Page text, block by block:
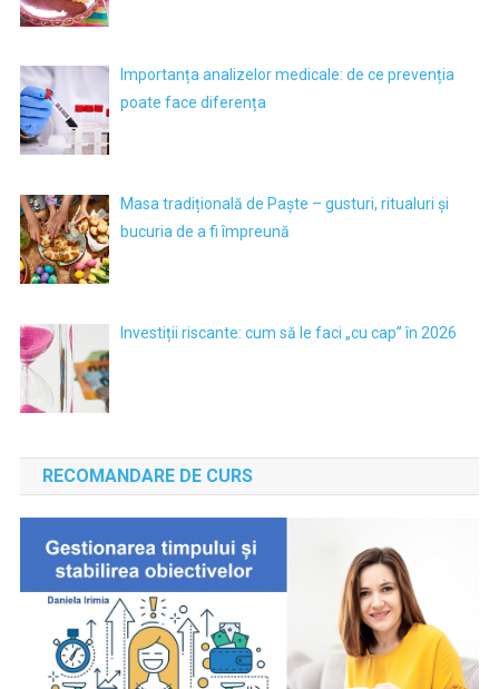
Importanța analizelor medicale: de ce prevenția
poate face diferența
Masa tradițională de Paște – gusturi, ritualuri și
bucuria de a fi împreună
Investiții riscante: cum să le faci „cu cap” în 2026
RECOMANDARE DE CURS